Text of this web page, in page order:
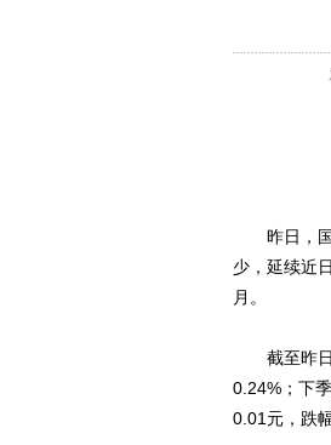
昨日，国
少，延续近
月。
截至昨日
0.24%；下
0.01元，跌